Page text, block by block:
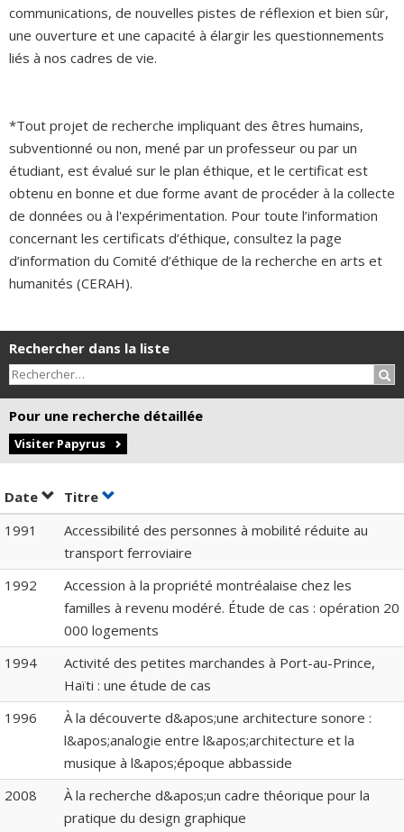
communications, de nouvelles pistes de réflexion et bien sûr,
une ouverture et une capacité à élargir les questionnements
liés à nos cadres de vie.
*Tout projet de recherche impliquant des êtres humains,
subventionné ou non, mené par un professeur ou par un
étudiant, est évalué sur le plan éthique, et le certificat est
obtenu en bonne et due forme avant de procéder à la collecte
de données ou à l'expérimentation. Pour toute l’information
concernant les certificats d’éthique, consultez la page
d’information du Comité d’éthique de la recherche en arts et
humanités (CERAH).
Rechercher dans la liste
Pour une recherche détaillée
Visiter Papyrus
Date Trier par date en ordre croissant
Titre Trier par titre en ordre croissant
1991
Accessibilité des personnes à mobilité réduite au
transport ferroviaire
1992
Accession à la propriété montréalaise chez les
familles à revenu modéré. Étude de cas : opération 20
000 logements
1994
Activité des petites marchandes à Port-au-Prince,
Haïti : une étude de cas
1996
À la découverte d&apos;une architecture sonore :
l&apos;analogie entre l&apos;architecture et la
musique à l&apos;époque abbasside
2008
À la recherche d&apos;un cadre théorique pour la
pratique du design graphique